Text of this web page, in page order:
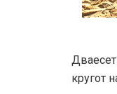
кругот